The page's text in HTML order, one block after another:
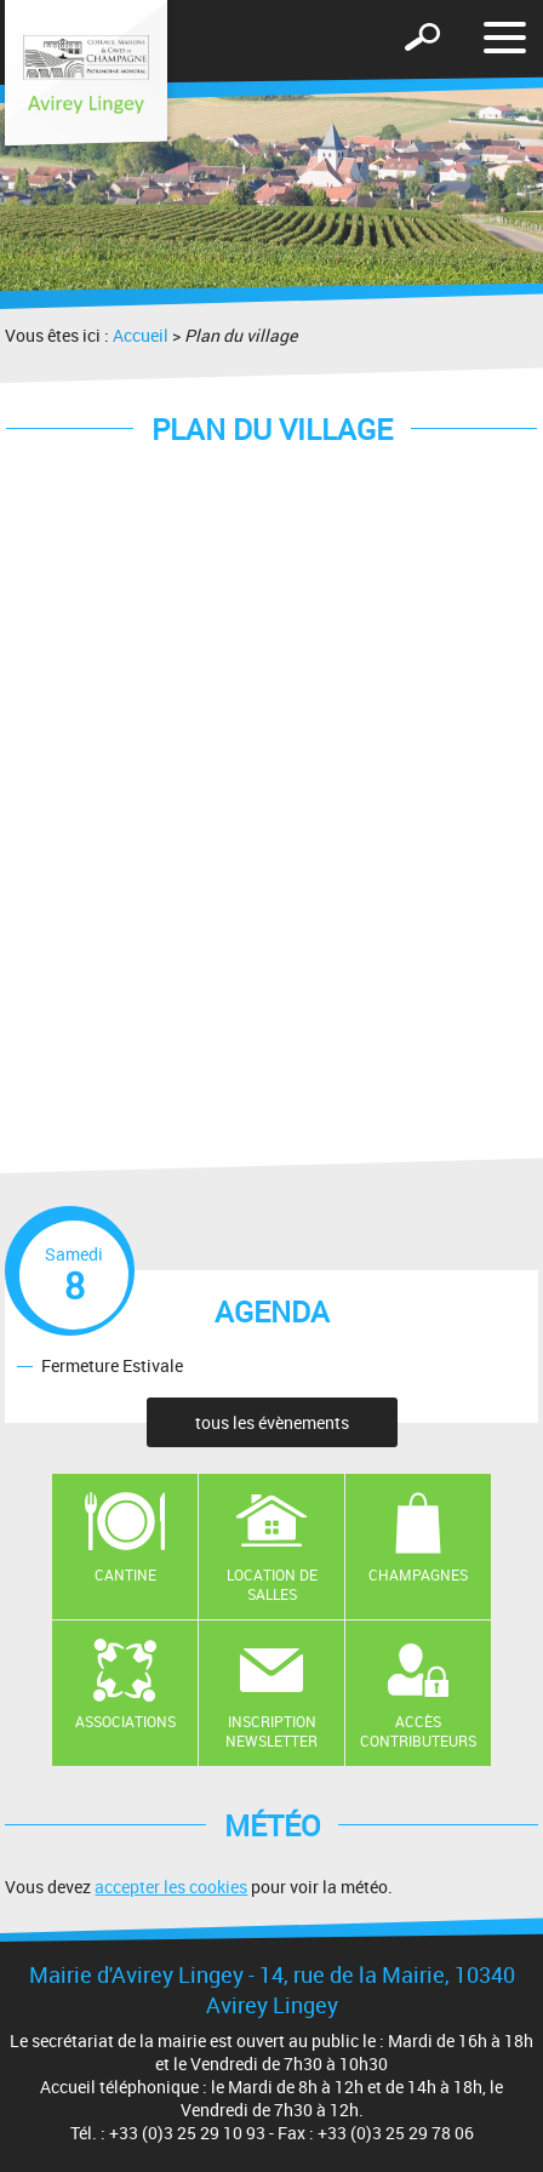
le
Afficher
formulaire
de
recherche
Vous êtes ici :Accueil > Plan du village
PLAN DU VILLAGE
AGENDA
Samedi
8
Fermeture Estivale
tous les évènements
CANTINE
LOCATION DE
SALLES
CHAMPAGNES
ASSOCIATIONS
INSCRIPTION
NEWSLETTER
ACCÈS
CONTRIBUTEURS
MÉTÉO
Vous devezaccepter les cookies pour voir la météo.
Mairie d'Avirey Lingey - 14, rue de la Mairie, 10340
Avirey Lingey
Le secrétariat de la mairie est ouvert au public le : Mardi de 16h à 18h
et le Vendredi de 7h30 à 10h30
Accueil téléphonique : le Mardi de 8h à 12h et de 14h à 18h, le
Vendredi de 7h30 à 12h.
Tél. : +33 (0)3 25 29 10 93 - Fax : +33 (0)3 25 29 78 06